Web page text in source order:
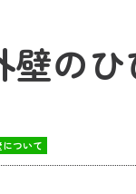
壁の
ついて